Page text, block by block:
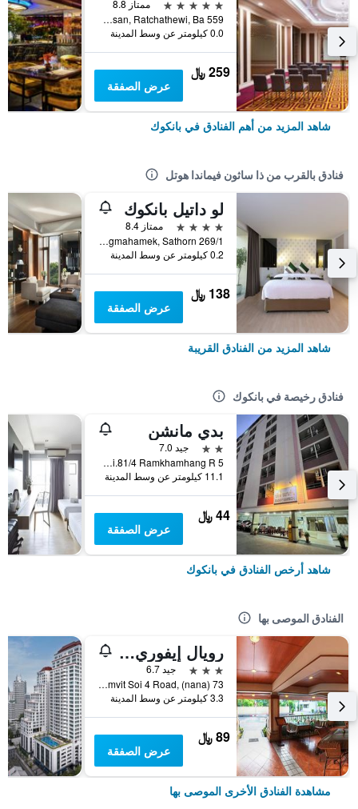
5 نجوم
ممتاز 8.8
559 Ratcharaprarop Rd., Makkasan, Ratchathewi, Ba, بانكوك, تايلاند
0.0 كيلومتر عن وسط المدينة
259 ﷼
عرض الصفقة
شاهد المزيد من أهم الفنادق في بانكوك
فنادق بالقرب من ذا ساثون فيماندا هوتل
لو داتيل بانكوك
4 نجوم
ممتاز 8.4
269/1 Suanplu Soi 6, Tungmahamek, Sathorn, بانكوك, تايلاند
0.2 كيلومتر عن وسط المدينة
138 ﷼
عرض الصفقة
شاهد المزيد من الفنادق القريبة
فنادق رخيصة في بانكوك
بدي مانشن
2 نجمتين
جيد 7.0
5 Soi.81/4 Ramkhamhang R., بانكوك, تايلاند
11.1 كيلومتر عن وسط المدينة
44 ﷼
عرض الصفقة
شاهد أرخص الفنادق في بانكوك
الفنادق الموصى بها
رويال إيفوري سوكومفيت نانا
3 نجوم
جيد 6.7
73 Sukhumvit Soi 4 Road, (nana), بانكوك, تايلاند
3.3 كيلومتر عن وسط المدينة
89 ﷼
عرض الصفقة
مشاهدة الفنادق الأخرى الموصى بها